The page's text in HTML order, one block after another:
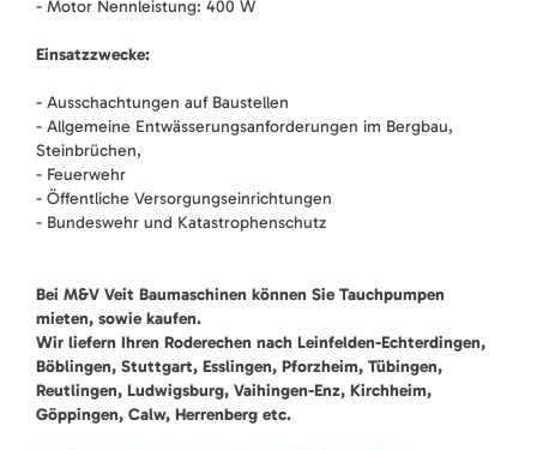
- Motor Nennleistung: 400 W
Einsatzzwecke:
- Ausschachtungen auf Baustellen
- Allgemeine Entwässerungsanforderungen im Bergbau,
Steinbrüchen,
- Feuerwehr
- Öffentliche Versorgungseinrichtungen
- Bundeswehr und Katastrophenschutz
Bei M&V Veit Baumaschinen können Sie Tauchpumpen
mieten, sowie kaufen.
Wir liefern Ihren Roderechen nach Leinfelden-Echterdingen,
Böblingen, Stuttgart, Esslingen, Pforzheim, Tübingen,
Reutlingen, Ludwigsburg, Vaihingen-Enz, Kirchheim,
Göppingen, Calw, Herrenberg etc.